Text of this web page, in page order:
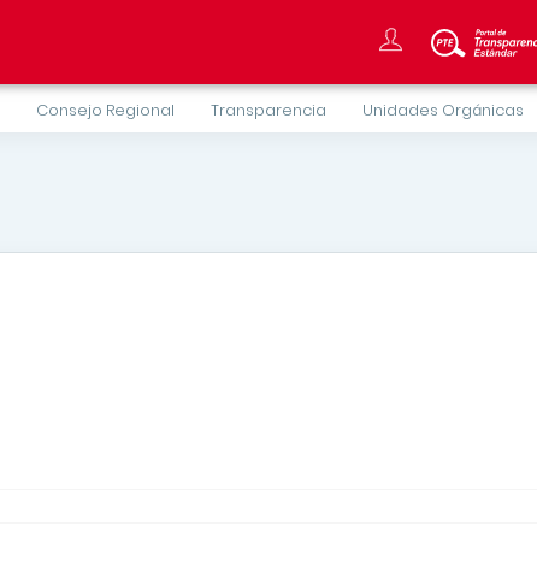
Consejo Regional Transparencia Unidades Orgánicas